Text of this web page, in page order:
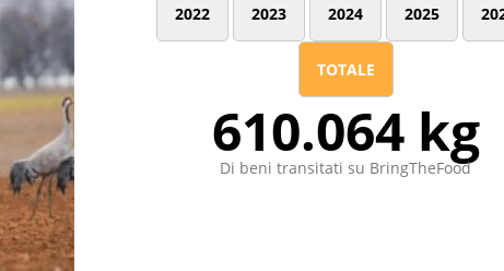
2022 2023 2024 2025
TOTALE
610.064 kg
Di beni transitati su BringTheFood